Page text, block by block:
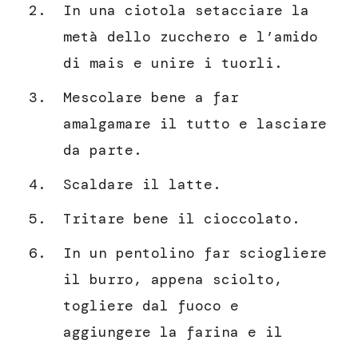
In una ciotola setacciare la
metà dello zucchero e l’amido
di mais e unire i tuorli.
Mescolare bene a far
amalgamare il tutto e lasciare
da parte.
Scaldare il latte.
Tritare bene il cioccolato.
In un pentolino far sciogliere
il burro, appena sciolto,
togliere dal fuoco e
aggiungere la farina e il